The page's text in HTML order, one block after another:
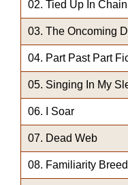
Tied Up In Chain
The Oncoming
Part Past Part
Singing In My
I Soar
Dead Web
Familiarity